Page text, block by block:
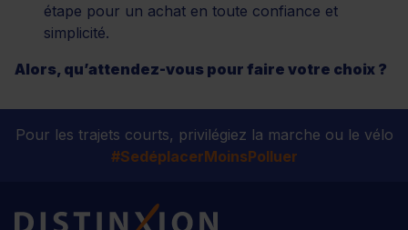
étape pour un achat en toute confiance et
simplicité.
Alors, qu’attendez-vous pour faire votre choix ?
Pour les trajets courts, privilégiez la marche ou le vélo
#SedéplacerMoinsPolluer
Distinxion